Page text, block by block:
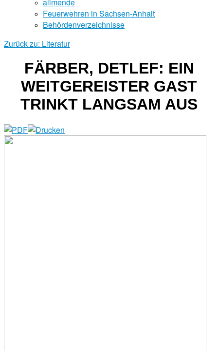
Feuerwehren in Sachsen-Anhalt
Behördenverzeichnisse
Zurück zu: Literatur
FÄRBER, DETLEF: EIN
WEITGEREISTER GAST
TRINKT LANGSAM AUS